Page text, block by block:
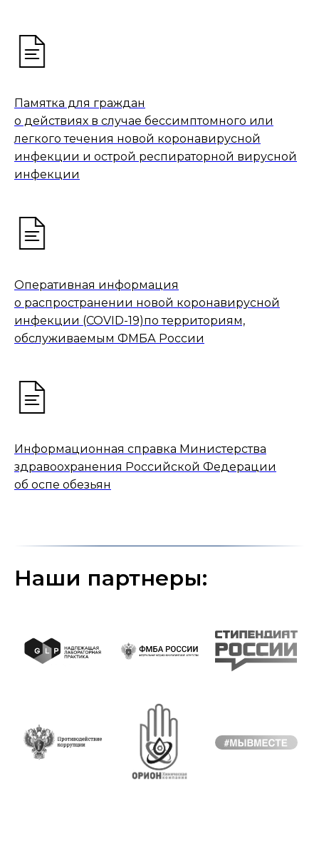
Памятка для граждан
о действиях в случае бессимптомного или
легкого течения новой коронавирусной
инфекции и острой респираторной вирусной
инфекции
Оперативная информация
о распространении новой коронавирусной
инфекции (COVID-19)по территориям,
обслуживаемым ФМБА России
Информационная справка Министерства
здравоохранения Российской Федерации
об оспе обезьян
Наши партнеры: